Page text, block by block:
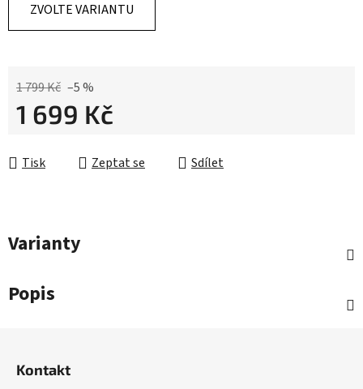
ZVOLTE VARIANTU
1 799 Kč –5 %
1 699 Kč
Tisk
Zeptat se Sdílet
Varianty
Popis
Kontakt